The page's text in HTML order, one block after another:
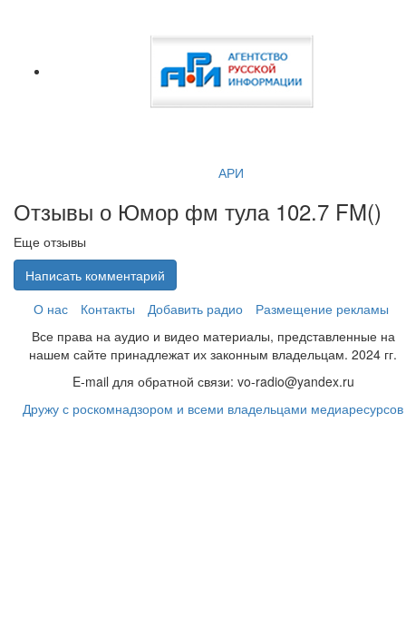
АРИ
Отзывы о Юмор фм тула 102.7 FM()
Еще отзывы
Написать комментарий
О нас
Контакты Добавить радио
Размещение рекламы
Все права на аудио и видео материалы, представленные на
нашем сайте принадлежат их законным владельцам. 2024 гг.
E-mail для обратной связи: vo-radio@yandex.ru
Дружу с роскомнадзором и всеми владельцами медиаресурсов